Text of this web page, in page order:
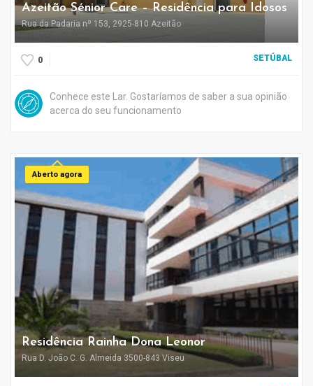
Azeitão Sénior Care – Residência para Idosos
Rua da Padaria nº 153, 2925-810 Azeitão
0 SETÚBAL
Conhece este Lar. Gostaríamos de saber a sua opinião
acerca do seu funcionamento
Aberto agora
Residência Rainha Dona Leonor
Rua D. João C. G. Almeida 3500-843 Viseu